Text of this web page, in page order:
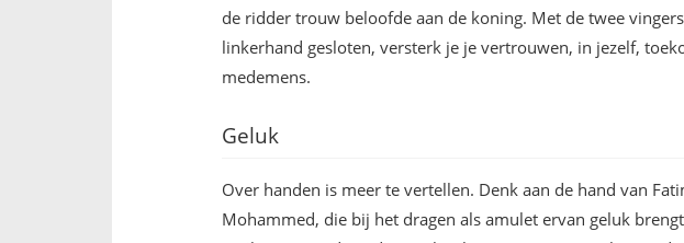
de ridder trouw beloofde aan de koning. Met de twee
linkerhand gesloten, versterk je je vertrouwen, in jezelf,
medemens.
Geluk
Over handen is meer te vertellen. Denk aan de hand van
Mohammed, die bij het dragen als amulet ervan geluk